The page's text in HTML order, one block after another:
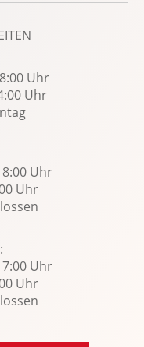
Uhr
Uhr
Uhr
Uhr
Uhr
Uhr